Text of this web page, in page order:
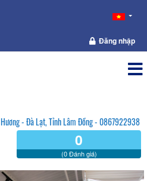
Đăng nhập
- Đà Lạt, Tỉnh Lâm Đồng - 0867922938
0
(0 Đánh giá)